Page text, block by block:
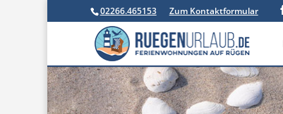
02266.465153 Zum Kontaktformular